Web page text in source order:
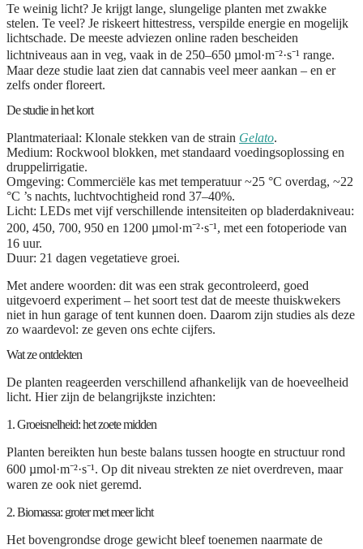
Te weinig licht? Je krijgt lange, slungelige planten met zwakke
stelen. Te veel? Je riskeert hitte­stress, verspilde energie en mogelijk
lichtschade. De meeste adviezen online raden bescheiden
lichtniveaus aan in veg, vaak in de 250–650 µmol·m⁻²·s⁻¹ range.
Maar deze studie laat zien dat cannabis veel meer aankan – en er
zelfs onder floreert.
De studie in het kort
Plantmateriaal: Klonale stekken van de strain Gelato.
Medium: Rockwool blokken, met standaard voedingsoplossing en
druppelirrigatie.
Omgeving: Commerciële kas met temperatuur ~25 °C overdag, ~22
°C ’s nachts, luchtvochtigheid rond 37–40%.
Licht: LEDs met vijf verschillende intensiteiten op bladerdakniveau:
200, 450, 700, 950 en 1200 µmol·m⁻²·s⁻¹, met een fotoperiode van
16 uur.
Duur: 21 dagen vegetatieve groei.
Met andere woorden: dit was een strak gecontroleerd, goed
uitgevoerd experiment – het soort test dat de meeste thuiskwekers
niet in hun garage of tent kunnen doen. Daarom zijn studies als deze
zo waardevol: ze geven ons echte cijfers.
Wat ze ontdekten
De planten reageerden verschillend afhankelijk van de hoeveelheid
licht. Hier zijn de belangrijkste inzichten:
1. Groeisnelheid: het zoete midden
Planten bereikten hun beste balans tussen hoogte en structuur rond
600 µmol·m⁻²·s⁻¹. Op dit niveau strekten ze niet overdreven, maar
waren ze ook niet geremd.
2. Biomassa: groter met meer licht
Het bovengrondse droge gewicht bleef toenemen naarmate de